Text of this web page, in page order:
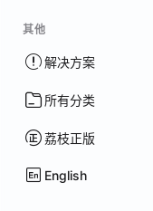
其他
解决方案
所有分类
荔枝正版
English